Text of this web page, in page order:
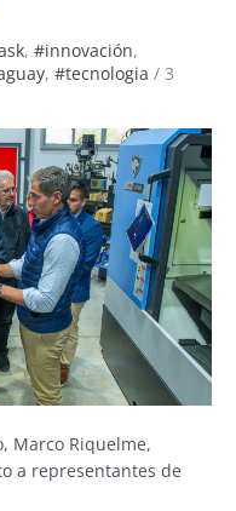
, #innovación,
, #tecnologia / 3
Marco Riquelme,
a representantes de